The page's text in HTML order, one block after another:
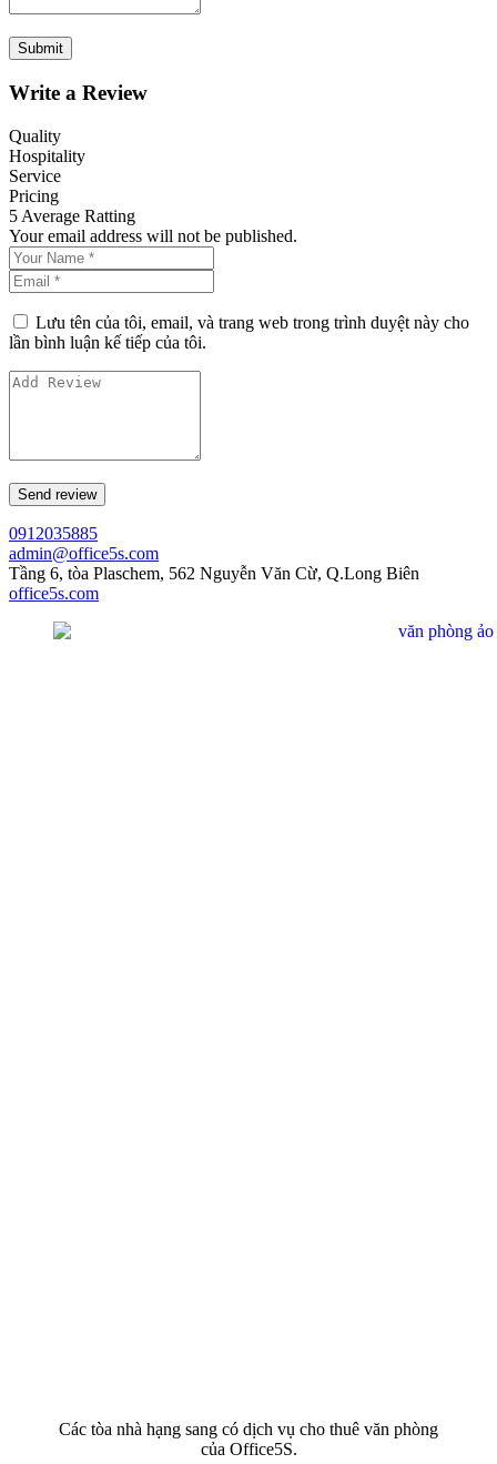
Write a Review
Quality
Hospitality
Service
Pricing
5 Average Ratting
Your email address will not be published.
Lưu tên của tôi, email, và trang web trong trình duyệt này cho
lần bình luận kế tiếp của tôi.
0912035885
admin@office5s.com
Tầng 6, tòa Plaschem, 562 Nguyễn Văn Cừ, Q.Long Biên
office5s.com
Các tòa nhà hạng sang có dịch vụ cho thuê văn phòng
của Office5S.